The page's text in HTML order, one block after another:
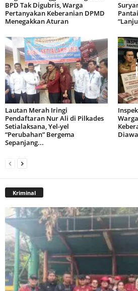
BPD Tak Digubris, Warga
Pertanyakan Keberanian DPMD
Menegakkan Aturan
Lautan Merah Iringi
Pendaftaran Nur Ali di Pilkades
Setialaksana, Yel-yel
“Perubahan” Bergema
Sepanjang...
Kriminal